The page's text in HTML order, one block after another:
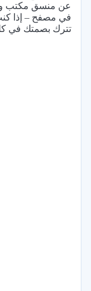
عن منسق مكتب
في مصفح – إذا
تترك بصمتك في